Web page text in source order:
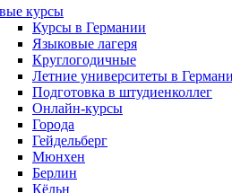
курсы
Курсы в Германии
Языковые лагеря
Круглогодичные
Летние университеты в
Подготовка в штудиенколлег
Онлайн-курсы
Города
Гейдельберг
Мюнхен
Берлин
Кёльн